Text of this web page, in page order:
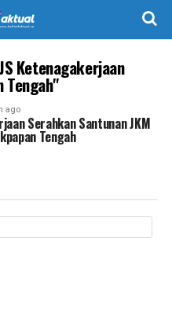
Ketenagakerjaan
Tengah"
ago
Serahkan Santunan JKM
Tengah